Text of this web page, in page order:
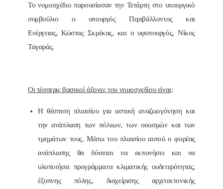
Το νομοσχέδιο παρουσίασαν την Τετάρτη στο υπουργικό
συμβούλιο ο υπουργός Περιβάλλοντος και
Ενέργειας, Κώστας Σκρέκας, και ο υφυπουργός, Νίκος
Ταγαράς.
Οι τέσσερις βασικοί άξονες του νομοσχεδίου είναι:
Η θέσπιση πλαισίου για αστική αναζωογόνηση και
την ανάπλαση των πόλεων, των οικισμών και των
τμημάτων τους. Μέσω του πλαισίου αυτού ο φορέας
ανάπλασης θα δύναται να εκπονήσει και να
υλοποιήσει προγράμματα κλιματικής ουδετερότητας,
έξυπνης πόλης, διαχείρισης αρχιτεκτονικής